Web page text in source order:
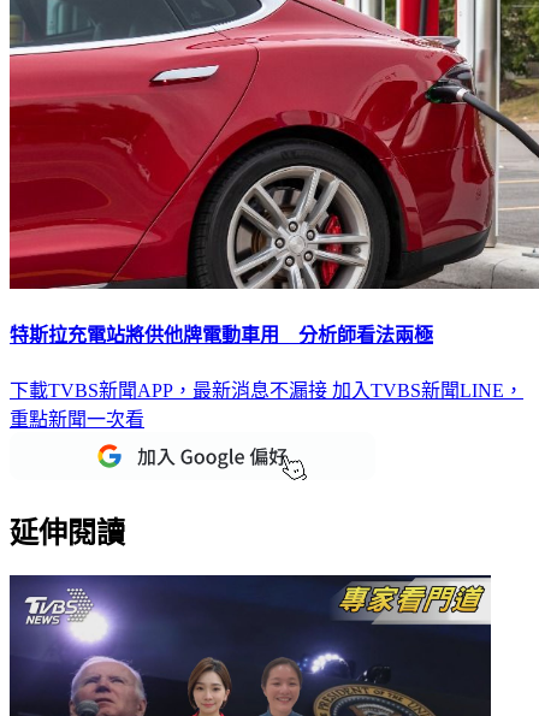
特斯拉充電站將供他牌電動車用 分析師看法兩極
下載TVBS新聞APP，最新消息不漏接 加入TVBS新聞LINE，
重點新聞一次看
延伸閱讀